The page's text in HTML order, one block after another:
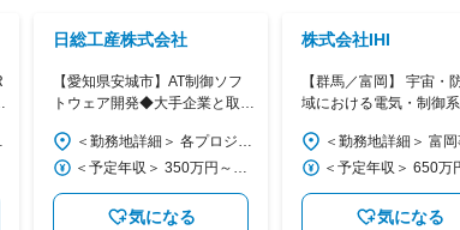
社の定める事業所
日総工産株式会社
【愛知県安城市】AT制御ソフ
トウェア開発◆大手企業と取引
＜勤務地詳細＞ 各プロジェクト先（愛知） 住所：愛知県内の常駐先 受動喫煙対策：屋内全面禁煙 変更の範囲：会社の定める事業所
＜予定年収＞ 350万円～450万円 ＜賃金形態＞ 月給制 ＜賃金内訳＞ 月額（基本給）：230,000円～320,000円 ＜月給＞ 230,000円～320,000円 ＜昇給有無＞ 有 ＜残業手当＞ 有 ＜給与補足＞ ※上記は想定となり、経験やスキルを考慮して決定します。 ■賞与：年2回 ■昇給：年1回 賃金はあくまでも目安の金額であり、選考を通じて上下する可能性があります。 月給(月額)は固定手当を含めた表記です。
気になる
株式会社IHI
【群馬／富岡】 宇宙・
域における電気・制御系
残業月20時間
気になる